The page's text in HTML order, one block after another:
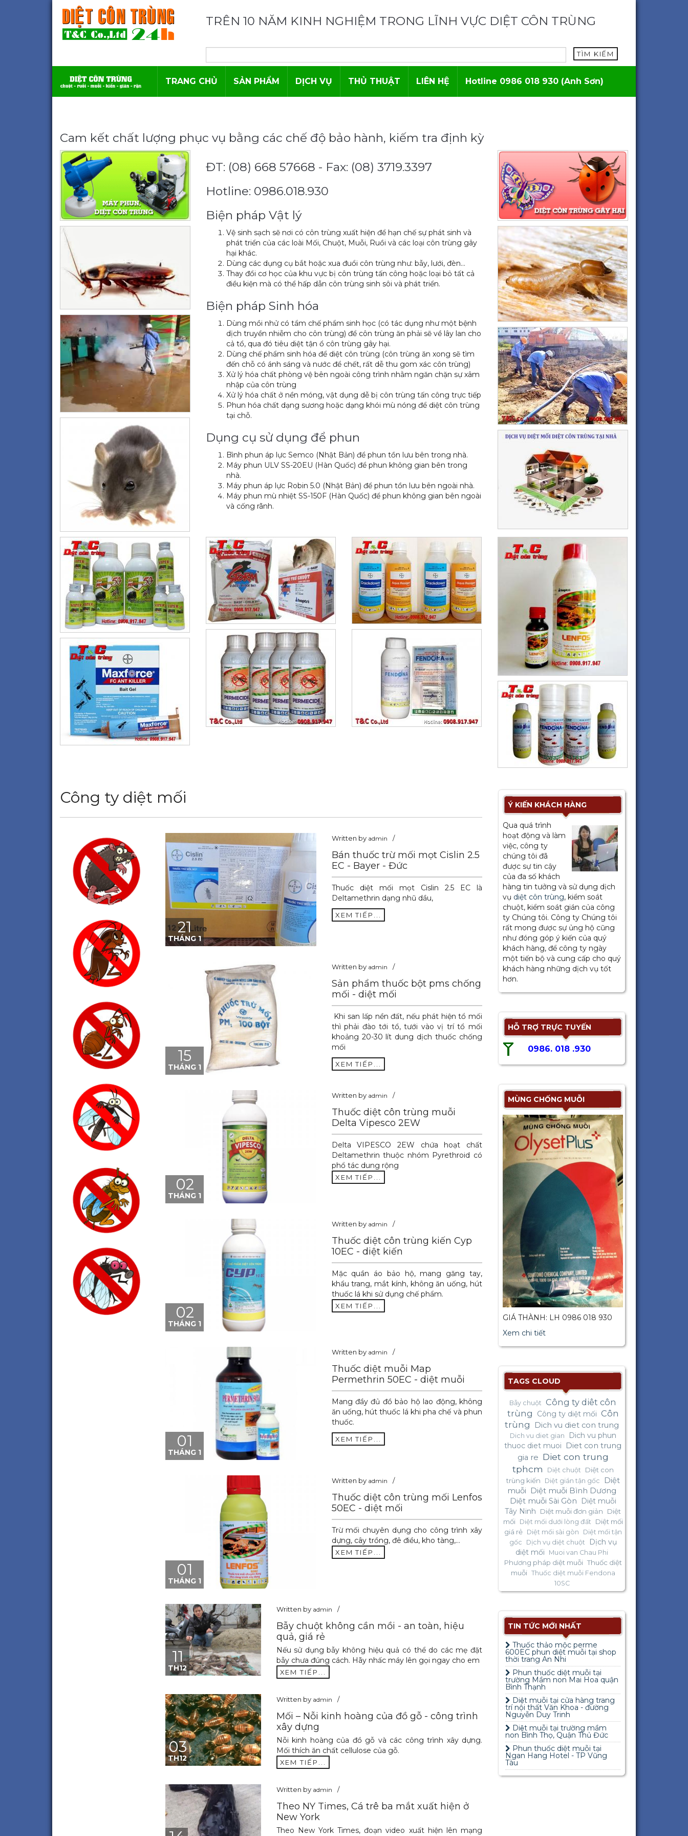
TRÊN 10 NĂM KINH NGHIỆM TRONG LĨNH VỰC DIỆT CÔN TRÙNG
TÌM KIẾM
TRANG CHỦ SẢN PHẨM DỊCH VỤ THỦ THUẬT LIÊN HỆ Hotline 0986 018 930 (Anh Sơn)
Cam kết chất lượng phục vụ bằng các chế độ bảo hành, kiếm tra định kỳ
ĐT: (08) 668 57668 - Fax: (08) 3719.3397
Hotline: 0986.018.930
Biện pháp Vật lý
Vệ sinh sạch sẽ nơi có côn trùng xuất hiện để hạn chế sự phát sinh và
phát triển của các loài Mối, Chuột, Muỗi, Ruồi và các loại côn trùng gây
hại khác.
Dùng các dụng cụ bắt hoặc xua đuổi côn trùng như: bẫy, lưới, đèn…
Thay đổi cơ học của khu vực bị côn trùng tấn công hoặc loại bỏ tất cả
điều kiện mà có thể hấp dẫn côn trùng sinh sôi và phát triển.
Biện pháp Sinh hóa
Dùng mồi nhử có tẩm chế phẩm sinh học (có tác dụng như một bệnh
dịch truyền nhiễm cho côn trùng) để côn trùng ăn phải sẽ về lây lan cho
cả tổ, qua đó tiêu diệt tận ổ côn trùng gây hại.
Dùng chế phẩm sinh hóa để diệt côn trùng (côn trùng ăn xong sẽ tìm
đến chỗ có ánh sáng và nước để chết, rất dễ thu gom xác côn trùng)
Xử lý hóa chất phòng vệ bên ngoài công trình nhằm ngăn chặn sự xâm
nhập của côn trùng
Xử lý hóa chất ở nền móng, vật dụng dễ bị côn trùng tấn công trực tiếp
Phun hóa chất dạng sương hoặc dạng khói mù nóng để diệt côn trùng
tại chỗ.
Dụng cụ sử dụng để phun
Bình phun áp lực Semco (Nhật Bản) để phun tồn lưu bên trong nhà.
Máy phun ULV SS-20EU (Hàn Quốc) để phun không gian bên trong
nhà.
Máy phun áp lực Robin 5.0 (Nhật Bản) để phun tồn lưu bên ngoài nhà.
Máy phun mù nhiệt SS-150F (Hàn Quốc) để phun không gian bên ngoài
và cống rãnh.
Công ty diệt mối
21
THÁNG 1
Written by admin
Bán thuốc trừ mối mọt Cislin 2.5
EC - Bayer - Đức
Thuốc diệt mối mọt Cislin 2.5 EC là
Deltamethrin dạng nhũ dầu,
XEM TIẾP...
15
THÁNG 1
Written by admin
Sản phẩm thuốc bột pms chống
mối - diệt mối
Khi san lấp nền đất, nếu phát hiện tổ mối
thì phải đào tới tổ, tưới vào vị trí tổ mối
khoảng 20-30 lít dung dịch thuốc chống
mối
XEM TIẾP...
02
THÁNG 1
Written by admin
Thuốc diệt côn trùng muỗi
Delta Vipesco 2EW
Delta VIPESCO 2EW chứa hoạt chất
Deltamethrin thuộc nhóm Pyrethroid có
phổ tác dung rộng
XEM TIẾP...
02
THÁNG 1
Written by admin
Thuốc diệt côn trùng kiến Cyp
10EC - diệt kiến
Mặc quần áo bảo hộ, mang găng tay,
khẩu trang, mắt kính, không ăn uống, hút
thuốc lá khi sử dụng chế phẩm.
XEM TIẾP...
01
THÁNG 1
Written by admin
Thuốc diệt muỗi Map
Permethrin 50EC - diệt muỗi
Mang đầy đủ đồ bảo hộ lao động, không
ăn uống, hút thuốc lá khi pha chế và phun
thuốc.
XEM TIẾP...
01
THÁNG 1
Written by admin
Thuốc diệt côn trùng mối Lenfos
50EC - diệt mối
Trừ mối chuyên dụng cho công trình xây
dựng, cây trồng, đê điều, kho tàng,…
XEM TIẾP...
11
TH12
Written by admin
Bẫy chuột không cần mồi - an toàn, hiệu
quả, giá rẻ
Nếu sử dụng bẫy không hiệu quả có thể do các mẹ đặt
bẫy chưa đúng cách. Hãy nhấc máy lên gọi ngay cho em
XEM TIẾP...
03
TH12
Written by admin
Mối – Nỗi kinh hoàng của đồ gỗ - công trình
xây dựng
Nỗi kinh hoàng của đồ gỗ và các công trình xây dựng.
Mối thích ăn chất cellulose của gỗ.
XEM TIẾP...
Written by admin
Theo NY Times, Cá trê ba mắt xuất hiện ở
New York
Theo New York Times, đoạn video xuất hiện lên mạng
Ý KIẾN KHÁCH HÀNG
Qua quá trình
hoạt động và làm
việc, công ty
chúng tôi đã
được sự tin cậy
của đa số khách
hàng tin tưởng và sử dụng dịch
vụ diệt côn trùng, kiểm soát
chuột, kiểm soát gián của công
ty Chúng tôi. Công ty Chúng tôi
rất mong được sự ủng hộ cũng
như đóng góp ý kiến của quý
khách hàng, để công ty ngày
một tiến bộ và cung cấp cho quý
khách hàng những dịch vụ tốt
hơn.
HỖ TRỢ TRỰC TUYẾN
0986. 018 .930
MÙNG CHỐNG MUỖI
GIÁ THÀNH: LH 0986 018 930
Xem chi tiết
TAGS CLOUD
Bẫy chuột
Công ty diêt côn
trùng
Công ty diệt mối Côn
trùng
Dich vu diet con trung
Dich vu diet gian
Dich vu phun
thuoc diet muoi
Diet con trung
gia re Diet con trung
tphcm
Diệt chuột
Diệt con
trùng kiến
Diệt gián tận gốc
Diệt
muỗi
Diệt muỗi Bình Dương
Diệt muỗi Sài Gòn
Diệt muỗi
Tây Ninh
Diệt muỗi đơn giản
Diệt
mối
Diệt mối dưới lòng đất
Diệt mối
giá rẻ
Diệt mối sài gòn
Diệt mối tận
gốc
Dịch vụ diệt chuột
Dịch vụ
diệt mối
Muoi van Chau Phi
Phương pháp diệt muỗi Thuốc diệt
muỗi Thuốc diệt muỗi Fendona
10SC
TIN TỨC MỚI NHẤT
Thuốc thảo mộc perme
600EC phun diệt muỗi tại shop
thời trang An Nhi
Phun thuốc diệt muỗi tại
trường Mầm non Mai Hoa quận
Bình Thạnh
Diệt muỗi tại cửa hàng trang
trí nội thất Văn Khoa - đường
Nguyễn Duy Trinh
Diệt muỗi tại trường mầm
non Bình Thọ, Quận Thủ Đức
Phun thuốc diệt muỗi tại
Ngan Hang Hotel - TP Vũng
Tàu